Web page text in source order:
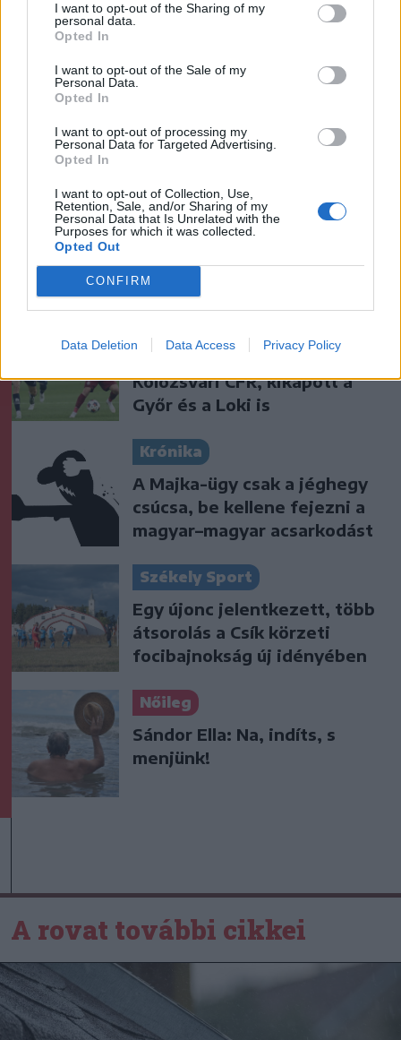
I want to opt-out of the Sharing of my
personal data.
Opted In
I want to opt-out of the Sale of my
Personal Data.
Opted In
I want to opt-out of processing my
Personal Data for Targeted Advertising.
Opted In
I want to opt-out of Collection, Use,
Retention, Sale, and/or Sharing of my
Personal Data that Is Unrelated with the
Purposes for which it was collected.
Opted Out
CONFIRM
Data Deletion Data Access Privacy Policy
Ezek is érdekelhetik
Székelyhon
akiket villámcsapás ért a
Maros partján – frissítve
Székelyhon
Mentőhelikopterrel vitték
Marosból – frissítve
Nagy pofonba szaladt belé a
Kolozsvári CFR, kikapott a
Győr és a Loki is
Krónika
A Majka-ügy csak a jéghegy
csúcsa, be kellene fejezni a
magyar–magyar acsarkodást
Székely Sport
Egy újonc jelentkezett, több
átsorolás a Csík körzeti
focibajnokság új idényében
Nőileg
Sándor Ella: Na, indíts, s
menjünk!
A rovat további cikkei